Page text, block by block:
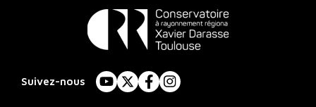
Rayonnement
Suivez-nous
YouTube
X FacebookInstagram